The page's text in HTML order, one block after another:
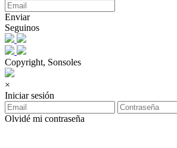
Enviar
Seguinos
Copyright, Sonsoles
×
Iniciar sesión
Olvidé mi contraseña